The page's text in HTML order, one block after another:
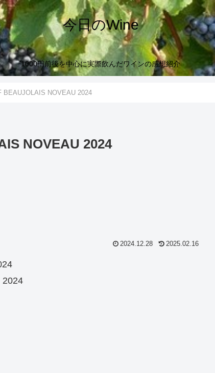
今日のWine
1000円前後を中心に実際飲んだワインの感想紹介
BEAUJOLAIS NOVEAU 2024
NOVEAU 2024
2024.12.28 2025.02.16